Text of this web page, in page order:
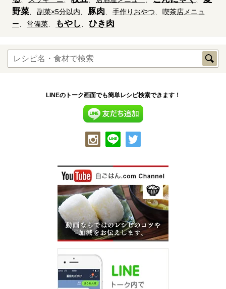
野菜
副菜×5分以内 豚肉 手作りおやつ
喫茶店メニュ
ー
常備菜 もやし ひき肉
LINEのトーク画面でも簡単レシピ検索できます！